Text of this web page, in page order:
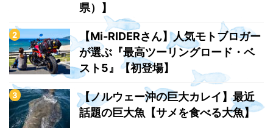
県）】
【Mi-RIDERさん】人気モトブロガー
が選ぶ『最高ツーリングロード・ベ
スト5』【初登場】
【ノルウェー沖の巨大カレイ】最近
話題の巨大魚【サメを食べる大魚】